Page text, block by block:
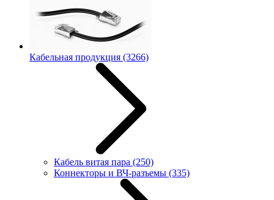
Кабельная продукция (3266)
Кабель витая пара (250)
Коннекторы и ВЧ-разъемы (335)